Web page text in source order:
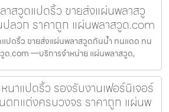
สวูดแปดริ้ว ขายส่งแผ่นพลาสวู
ลวก ราคาถูก แผ่นพลาสวูด.com
ปดริ้ว ขายส่งแผ่นพลาสวูดกันน้ำ ทนแดด ทน
ด.com —บริการจำหน่าย แผ่นพลาสวูด,
าแปดริ้ว รองรับงานเฟอร์นิเจอร์
ตกแต่งครบวงจร ราคาถูก แผ่นพ